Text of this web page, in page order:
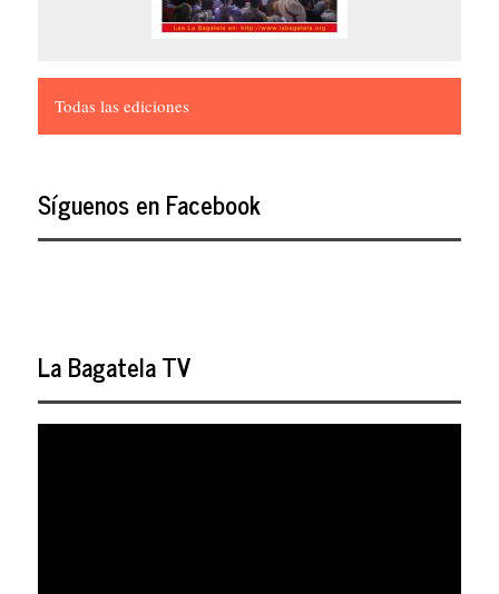
Todas las ediciones
Síguenos en Facebook
La Bagatela TV